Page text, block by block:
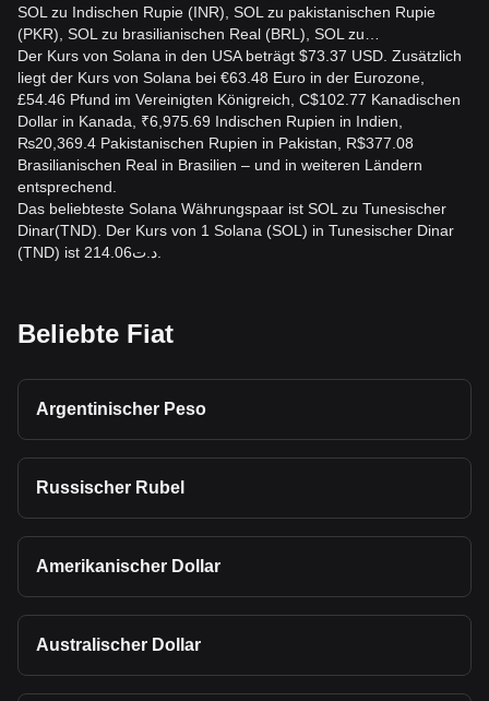
SOL zu Indischen Rupie (INR), SOL zu pakistanischen Rupie
(PKR), SOL zu brasilianischen Real (BRL), SOL zu…
Der Kurs von Solana in den USA beträgt $73.37 USD. Zusätzlich
liegt der Kurs von Solana bei €63.48 Euro in der Eurozone,
£54.46 Pfund im Vereinigten Königreich, C$102.77 Kanadischen
Dollar in Kanada, ₹6,975.69 Indischen Rupien in Indien,
₨20,369.4 Pakistanischen Rupien in Pakistan, R$377.08
Brasilianischen Real in Brasilien – und in weiteren Ländern
entsprechend.
Das beliebteste Solana Währungspaar ist SOL zu Tunesischer
Dinar(TND). Der Kurs von 1 Solana (SOL) in Tunesischer Dinar
Beliebte Fiat
Argentinischer Peso
Russischer Rubel
Amerikanischer Dollar
Australischer Dollar